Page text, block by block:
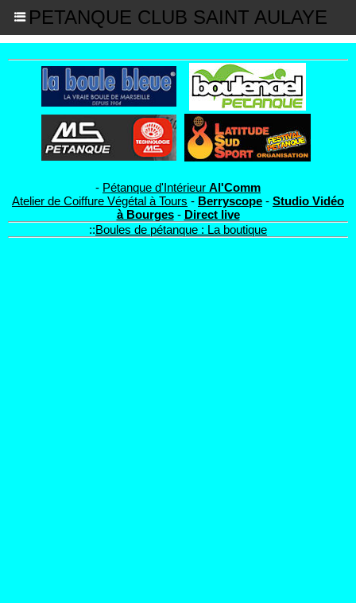
PETANQUE CLUB SAINT AULAYE
- Pétanque d'Intérieur Al'Comm
Atelier de Coiffure Végétal à Tours - Berryscope - Studio Vidéo
à Bourges- Direct live
::Boules de pétanque : La boutique